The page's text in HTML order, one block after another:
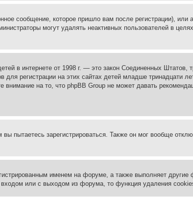
сообщение, которое пришло вам после регистрации),
могут удалять неактивных пользователей в
в интернете от 1998 г. — это закон Соединенных
регистрации на этих сайтах детей младше тринадцати
на то, что phpBB Group не может давать
пытаетесь зарегистрироваться. Также он мог вообще
именем на форуме, а также выполняет другие
или с выходом из форума, то функция удаления